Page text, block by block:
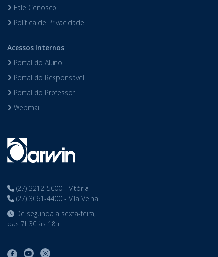
Fale Conosco
Política de Privacidade
Acessos Internos
Portal do Aluno
Portal do Responsável
Portal do Professor
Webmail
(27) 3212-5000 - Vitória
(27) 3061-4400 - Vila Velha
De segunda a sexta-feira,
das 7h30 às 18h